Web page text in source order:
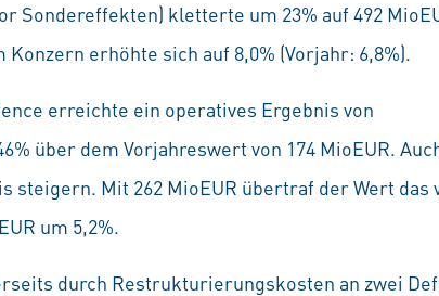
Sondereffekten) kletterte um 23% auf 492
erhöhte sich auf 8,0% (Vorjahr: 6,8%).
erreichte ein operatives Ergebnis von
über dem Vorjahreswert von 174 MioEUR.
steigern. Mit 262 MioEUR übertraf der Wert das
um 5,2%.
durch Restrukturierungskosten an zwei